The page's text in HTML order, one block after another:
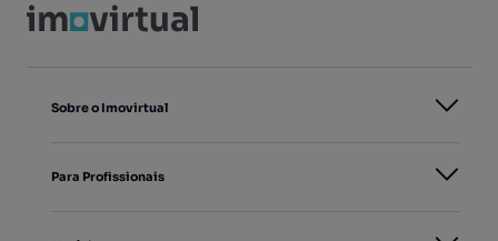
Sobre o Imovirtual
Para Profissionais